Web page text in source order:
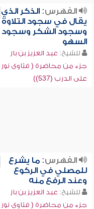
الفهرس:الذكر الذي
يقال في سجود التلاوة
وسجود الشكر وسجود
السهو
للشيخ: عبد العزيز بن باز
جزء من محاضرة ( فتاوى نور
على الدرب (537))
الفهرس:ما يشرع
للمصلي في الركوع
وعند الرفع منه
للشيخ: عبد العزيز بن باز
جزء من محاضرة ( فتاوى نور